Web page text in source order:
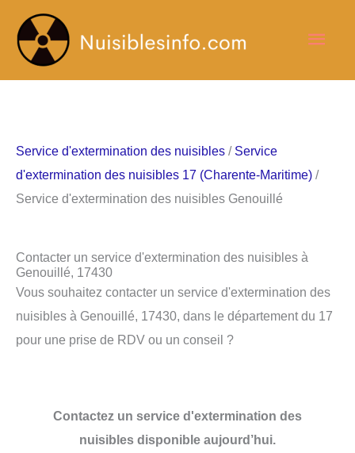
contenu
Service d'extermination des nuisibles / Service
d'extermination des nuisibles 17 (Charente-Maritime) /
Service d'extermination des nuisibles Genouillé
Contacter un service d'extermination des nuisibles à
Genouillé, 17430
Vous souhaitez contacter un service d'extermination des
nuisibles à Genouillé, 17430, dans le département du 17
pour une prise de RDV ou un conseil ?
Contactez un service d'extermination des
nuisibles disponible aujourd’hui.